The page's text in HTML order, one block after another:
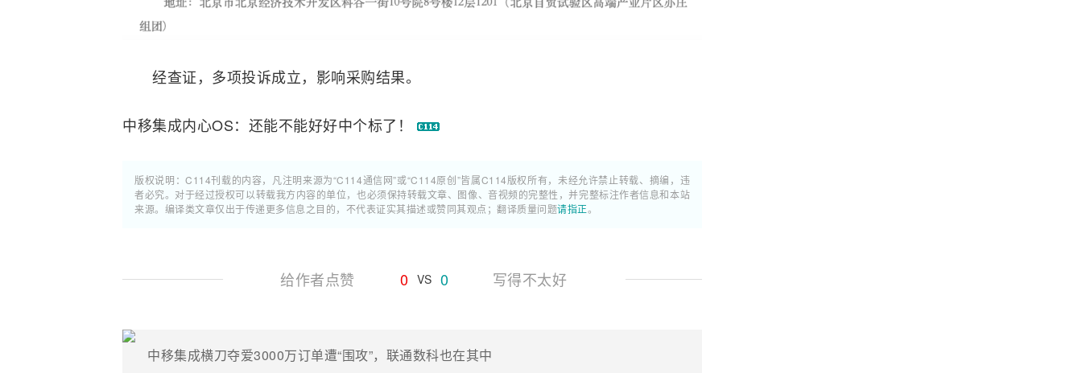
经查证，多项投诉成立，影响采购结果。
中移集成内心OS：还能不能好好中个标了！
版权说明：C114刊载的内容，凡注明来源为“C114通信网”或“C114原创”皆属C114版权所有，未经允许禁止转载、摘编，违
者必究。对于经过授权可以转载我方内容的单位，也必须保持转载文章、图像、音视频的完整性，并完整标注作者信息和本站
来源。编译类文章仅出于传递更多信息之目的，不代表证实其描述或赞同其观点；翻译质量问题请指正。
给作者点赞 0 VS 0 写得不太好
中移集成横刀夺爱3000万订单遭“围攻”，联通数科也在其中